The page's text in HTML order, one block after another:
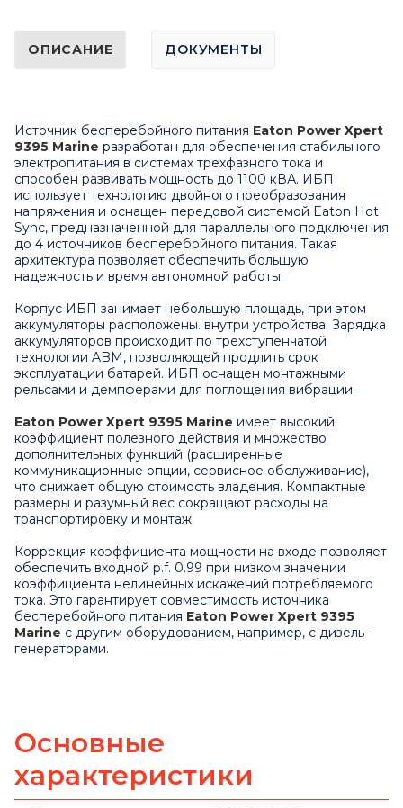
ОПИСАНИЕ ДОКУМЕНТЫ
Источник бесперебойного питания Eaton Power Xpert
9395 Marine разработан для обеспечения стабильного
электропитания в системах трехфазного тока и
способен развивать мощность до 1100 кВА. ИБП
использует технологию двойного преобразования
напряжения и оснащен передовой системой Eaton Hot
Sync, предназначенной для параллельного подключения
до 4 источников бесперебойного питания. Такая
архитектура позволяет обеспечить большую
надежность и время автономной работы.
Корпус ИБП занимает небольшую площадь, при этом
аккумуляторы расположены. внутри устройства. Зарядка
аккумуляторов происходит по трехступенчатой
технологии ABM, позволяющей продлить срок
эксплуатации батарей. ИБП оснащен монтажными
рельсами и демпферами для поглощения вибрации.
Eaton Power Xpert 9395 Marine имеет высокий
коэффициент полезного действия и множество
дополнительных функций (расширенные
коммуникационные опции, сервисное обслуживание),
что снижает общую стоимость владения. Компактные
размеры и разумный вес сокращают расходы на
транспортировку и монтаж.
Коррекция коэффициента мощности на входе позволяет
обеспечить входной p.f. 0.99 при низком значении
коэффициента нелинейных искажений потребляемого
тока. Это гарантирует совместимость источника
бесперебойного питания Eaton Power Xpert 9395
Marine с другим оборудованием, например, с дизель-
генераторами.
Основные
характеристики